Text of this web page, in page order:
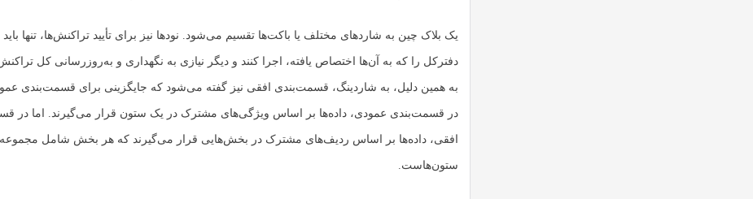
یک بلاک چین به شاردهای مختلف یا باکت‌ها تقسیم می‌شود. نودها نیز برای تأیید تراکنش‌ها، تنها
دفترکل را که به آن‌ها اختصاص یافته، اجرا کنند و دیگر نیازی به نگهداری و به‌روزرسانی کل
به همین دلیل، به شاردینگ، قسمت‌بندی افقی نیز گفته می‌شود که جایگزینی برای قسمت‌بندی
در قسمت‌بندی عمودی، داده‌ها بر اساس ویژگی‌های مشترک در یک ستون قرار می‌گیرند. اما در
افقی، داده‌ها بر اساس ردیف‌های مشترک در بخش‌هایی قرار می‌گیرند که هر بخش شامل
ستون‌هاست.